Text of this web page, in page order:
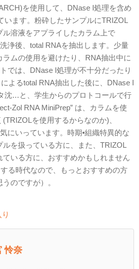
を使用して、DNase I処理を含め
います。粉砕したサンプルにTRIZOL
溶液をアプライしたカラム上で
浄後、total RNAを抽出します。少量
ムの使用を避けたり、RNA抽出中に
では、DNase I処理が不十分だったり
よるtotal RNA抽出した後に、DNase I
沈…と、学生からのプロトコールで行
Zol RNA MiniPrep” は、カラムを使
を使用するからなのか)、
にいっています。時期•組織特異的な
を扱っている方に、また、TRIZOL
いる方に、おすすめかもしれません
る時代なので、もっとおすすめの方
のですが）。
怜奈